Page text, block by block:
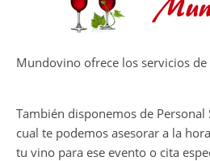
Mundovino ofrece los servicios
También disponemos de
cual te podemos asesorar a la
tu vino para ese evento o cita